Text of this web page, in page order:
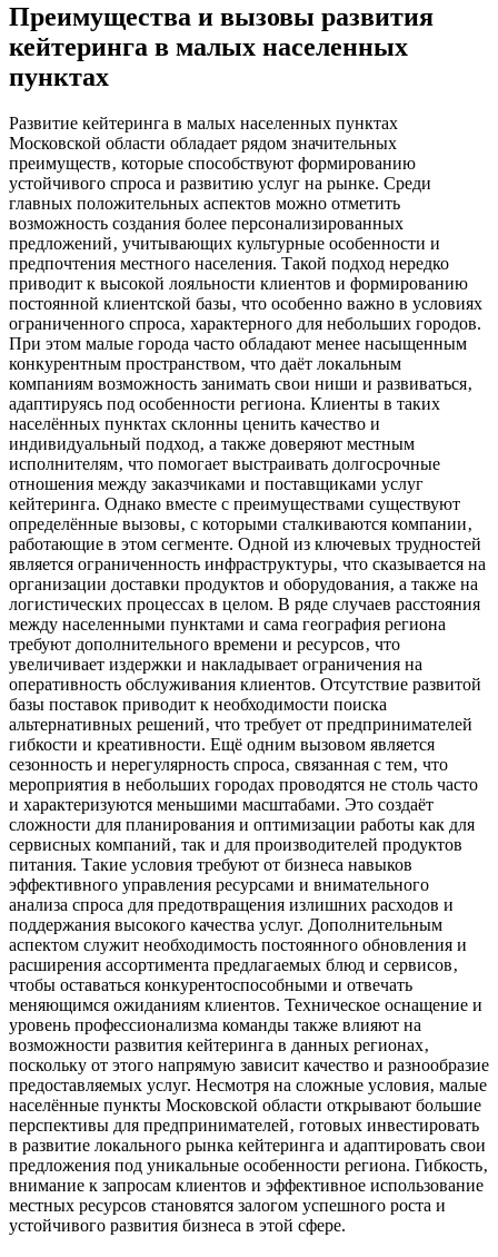
Преимущества и вызовы развития
кейтеринга в малых населенных
пунктах
Развитие кейтеринга в малых населенных пунктах
Московской области обладает рядом значительных
преимуществ‚ которые способствуют формированию
устойчивого спроса и развитию услуг на рынке. Среди
главных положительных аспектов можно отметить
возможность создания более персонализированных
предложений‚ учитывающих культурные особенности и
предпочтения местного населения. Такой подход нередко
приводит к высокой лояльности клиентов и формированию
постоянной клиентской базы‚ что особенно важно в условиях
ограниченного спроса‚ характерного для небольших городов.
При этом малые города часто обладают менее насыщенным
конкурентным пространством‚ что даёт локальным
компаниям возможность занимать свои ниши и развиваться‚
адаптируясь под особенности региона. Клиенты в таких
населённых пунктах склонны ценить качество и
индивидуальный подход‚ а также доверяют местным
исполнителям‚ что помогает выстраивать долгосрочные
отношения между заказчиками и поставщиками услуг
кейтеринга. Однако вместе с преимуществами существуют
определённые вызовы‚ с которыми сталкиваются компании‚
работающие в этом сегменте. Одной из ключевых трудностей
является ограниченность инфраструктуры‚ что сказывается на
организации доставки продуктов и оборудования‚ а также на
логистических процессах в целом. В ряде случаев расстояния
между населенными пунктами и сама география региона
требуют дополнительного времени и ресурсов‚ что
увеличивает издержки и накладывает ограничения на
оперативность обслуживания клиентов. Отсутствие развитой
базы поставок приводит к необходимости поиска
альтернативных решений‚ что требует от предпринимателей
гибкости и креативности. Ещё одним вызовом является
сезонность и нерегулярность спроса‚ связанная с тем‚ что
мероприятия в небольших городах проводятся не столь часто
и характеризуются меньшими масштабами. Это создаёт
сложности для планирования и оптимизации работы как для
сервисных компаний‚ так и для производителей продуктов
питания. Такие условия требуют от бизнеса навыков
эффективного управления ресурсами и внимательного
анализа спроса для предотвращения излишних расходов и
поддержания высокого качества услуг. Дополнительным
аспектом служит необходимость постоянного обновления и
расширения ассортимента предлагаемых блюд и сервисов‚
чтобы оставаться конкурентоспособными и отвечать
меняющимся ожиданиям клиентов. Техническое оснащение и
уровень профессионализма команды также влияют на
возможности развития кейтеринга в данных регионах‚
поскольку от этого напрямую зависит качество и разнообразие
предоставляемых услуг. Несмотря на сложные условия‚ малые
населённые пункты Московской области открывают большие
перспективы для предпринимателей‚ готовых инвестировать
в развитие локального рынка кейтеринга и адаптировать свои
предложения под уникальные особенности региона. Гибкость‚
внимание к запросам клиентов и эффективное использование
местных ресурсов становятся залогом успешного роста и
устойчивого развития бизнеса в этой сфере.